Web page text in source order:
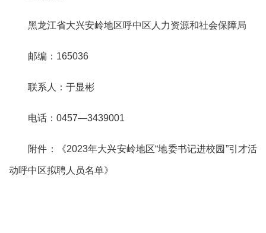
黑龙江省大兴安岭地区呼中区人力资源和社会保障局
邮编： 165036
联系人：于显彬
电话： 0457—3439001
附件： 《2023年大兴安岭地区“地委书记进校园”引才活
动呼中区拟聘人员名单》